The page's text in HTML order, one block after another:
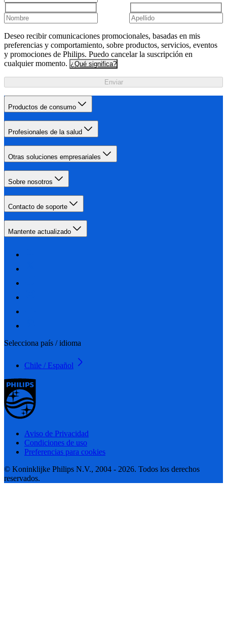
Deseo recibir comunicaciones promocionales, basadas en mis
preferencias y comportamiento, sobre productos, servicios, eventos
y promociones de Philips. Puedo cancelar la suscripción en
cualquier momento. ¿Qué significa?
Enviar
Productos de consumo
Profesionales de la salud
Otras soluciones empresariales
Sobre nosotros
Contacto de soporte
Mantente actualizado
Selecciona país / idioma
Chile / Español
Aviso de Privacidad
Condiciones de uso
Preferencias para cookies
© Koninklijke Philips N.V., 2004 - 2026. Todos los derechos
reservados.